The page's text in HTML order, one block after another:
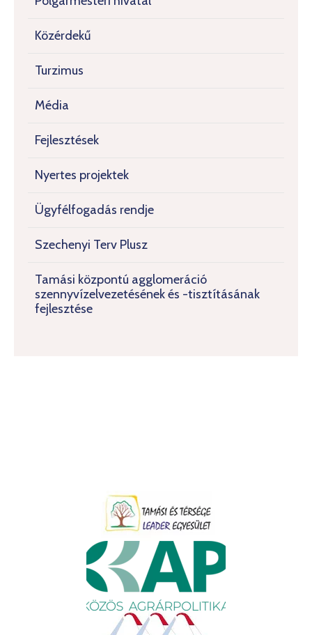
Közérdekű
Turzimus
Média
Fejlesztések
Nyertes projektek
Ügyfélfogadás rendje
Szechenyi Terv Plusz
Tamási központú agglomeráció
szennyvízelvezetésének és -tisztításának
fejlesztése